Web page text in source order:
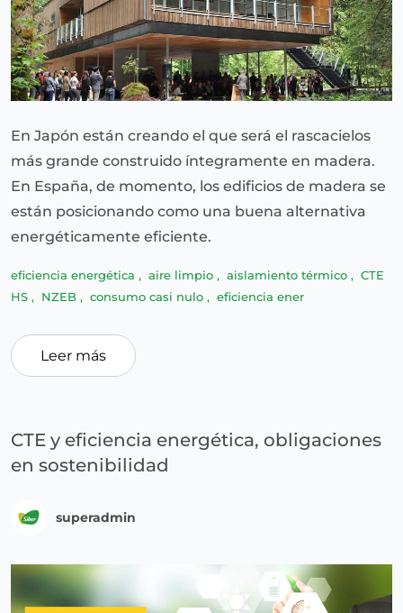
En Japón están creando el que será el rascacielos
más grande construido íntegramente en madera.
En España, de momento, los edificios de madera se
están posicionando como una buena alternativa
energéticamente eficiente.
eficiencia energética , aire limpio , aislamiento térmico , CTE
HS , NZEB , consumo casi nulo , eficiencia ener
Leer más
CTE y eficiencia energética, obligaciones
en sostenibilidad
superadmin